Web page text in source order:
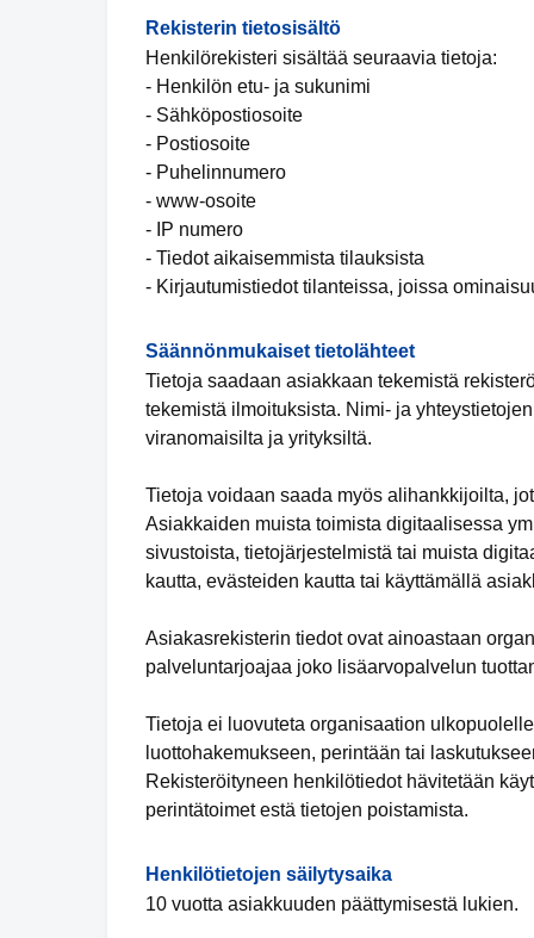
Rekisterin tietosisältö
Henkilörekisteri sisältää seuraavia tietoja:
- Henkilön etu- ja sukunimi
- Sähköpostiosoite
- Postiosoite
- Puhelinnumero
- www-osoite
- IP numero
- Tiedot aikaisemmista tilauksista
- Kirjautumistiedot tilanteissa, joissa
Säännönmukaiset tietolähteet
Tietoja saadaan asiakkaan tekemistä
tekemistä ilmoituksista. Nimi- ja
viranomaisilta ja yrityksiltä.
Tietoja voidaan saada myös alihankkijoilta,
Asiakkaiden muista toimista digitaalisessa
sivustoista, tietojärjestelmistä tai muista
kautta, evästeiden kautta tai käyttämällä
Asiakasrekisterin tiedot ovat ainoastaan
palveluntarjoajaa joko lisäarvopalvelun
Tietoja ei luovuteta organisaation
luottohakemukseen, perintään tai
Rekisteröityneen henkilötiedot hävitetään
perintätoimet estä tietojen poistamista.
Henkilötietojen säilytysaika
10 vuotta asiakkuuden päättymisestä lukien.